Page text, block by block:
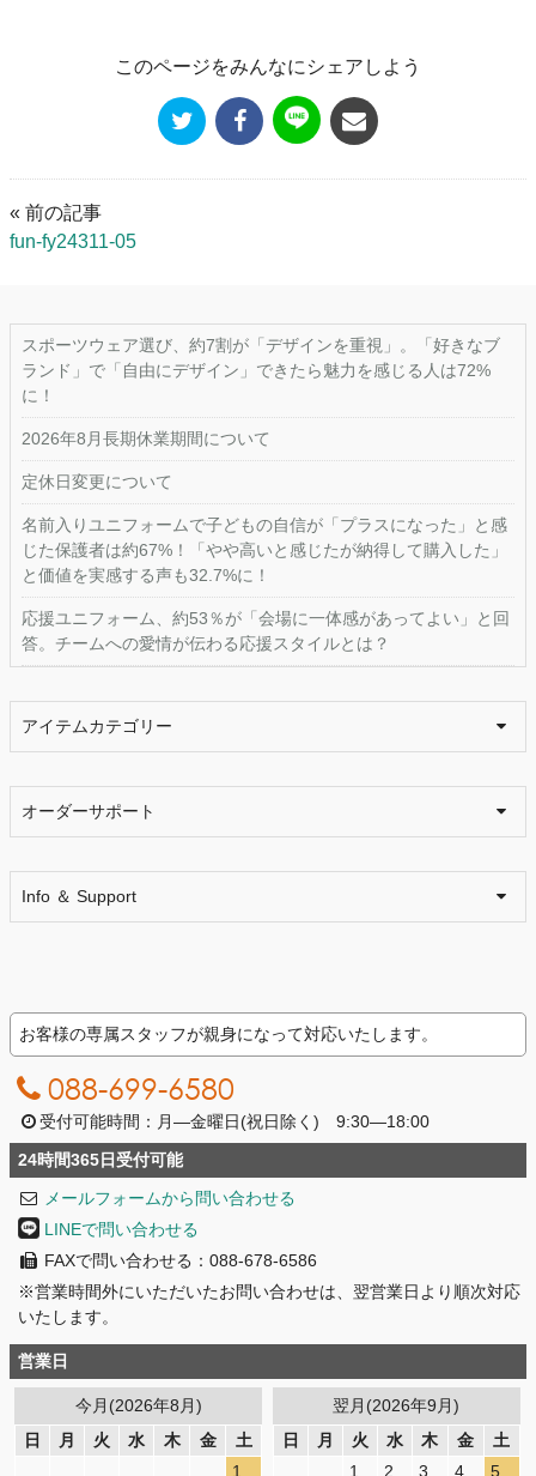
このページをみんなにシェアしよう
« 前の記事
fun-fy24311-05
スポーツウェア選び、約7割が「デザインを重視」。「好きなブ
ランド」で「自由にデザイン」できたら魅力を感じる人は72%
に！
2026年8月長期休業期間について
定休日変更について
名前入りユニフォームで子どもの自信が「プラスになった」と感
じた保護者は約67%！「やや高いと感じたが納得して購入した」
と価値を実感する声も32.7%に！
応援ユニフォーム、約53％が「会場に一体感があってよい」と回
答。チームへの愛情が伝わる応援スタイルとは？
アイテムカテゴリー
オーダーサポート
Info ＆ Support
お客様の専属スタッフが親身になって対応いたします。
088-699-6580
受付可能時間：月―金曜日(祝日除く) 9:30―18:00
24時間365日受付可能
メールフォームから問い合わせる
LINEで問い合わせる
FAXで問い合わせる：088-678-6586
※営業時間外にいただいたお問い合わせは、翌営業日より順次対応
いたします。
営業日
今月(2026年8月)
日
月 火 水 木 金
土
1
翌月(2026年9月)
日
月 火 水 木 金
土
1
2 3 4 5